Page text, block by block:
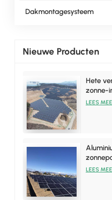
Dakmontagesysteem
Nieuwe Producten
Hete
zonne-
LEES
Array-
LEES